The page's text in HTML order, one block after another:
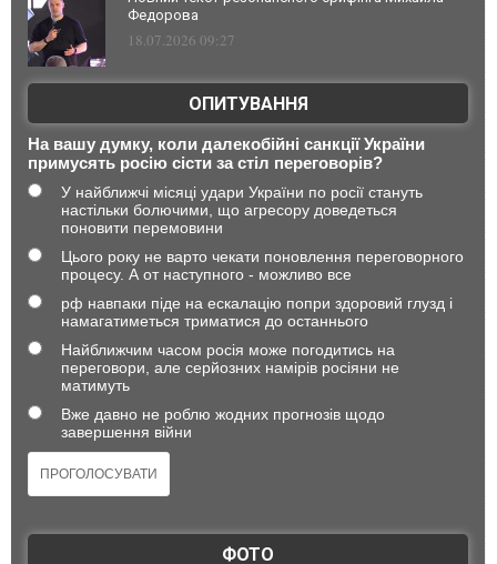
Федорова
18.07.2026 09:27
ОПИТУВАННЯ
На вашу думку, коли далекобійні санкції України
примусять росію сісти за стіл переговорів?
У найближчі місяці удари України по росії стануть
настільки болючими, що агресору доведеться
поновити перемовини
Цього року не варто чекати поновлення переговорного
процесу. А от наступного - можливо все
рф навпаки піде на ескалацію попри здоровий глузд і
намагатиметься триматися до останнього
Найближчим часом росія може погодитись на
переговори, але серйозних намірів росіяни не
матимуть
Вже давно не роблю жодних прогнозів щодо
завершення війни
ФОТО